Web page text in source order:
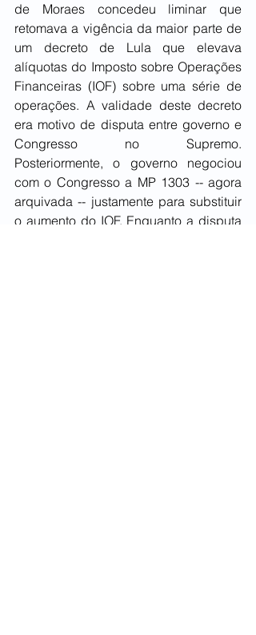
de Moraes concedeu liminar que
retomava a vigência da maior parte de
um decreto de Lula que elevava
alíquotas do Imposto sobre Operações
Financeiras (IOF) sobre uma série de
operações. A validade deste decreto
era motivo de disputa entre governo e
Congresso no Supremo.
Posteriormente, o governo negociou
com o Congresso a MP 1303 -- agora
arquivada -- justamente para substituir
o aumento do IOF. Enquanto a disputa